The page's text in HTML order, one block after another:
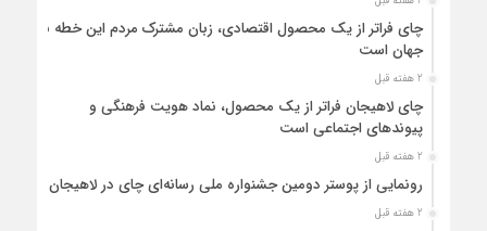
چای فراتر از یک محصول اقتصادی، زبان مشترک مردم این خطه با
جهان است
2 هفته قبل
چای لاهیجان فراتر از یک محصول، نماد هویت فرهنگی و
پیوندهای اجتماعی است
2 هفته قبل
رونمایی از پوستر دومین جشنواره ملی رسانه‌ای چای در لاهیجان
2 هفته قبل